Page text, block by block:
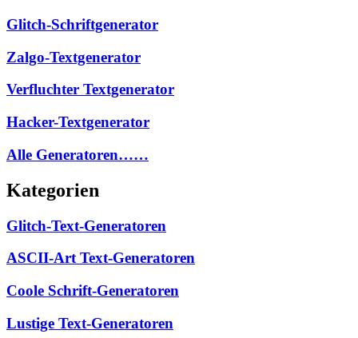
Glitch-Schriftgenerator
Zalgo-Textgenerator
Verfluchter Textgenerator
Hacker-Textgenerator
Alle Generatoren……
Kategorien
Glitch-Text-Generatoren
ASCII-Art Text-Generatoren
Coole Schrift-Generatoren
Lustige Text-Generatoren